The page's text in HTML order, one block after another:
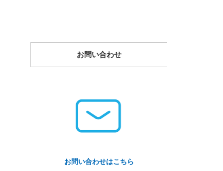
お問い合わせ
お問い合わせはこちら